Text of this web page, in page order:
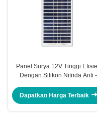
Panel Surya 12V Tinggi
Dengan Silikon Nitrida Anti -
Dapatkan Harga Terbaik